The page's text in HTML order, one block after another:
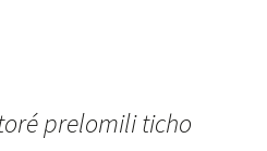
prelomili ticho